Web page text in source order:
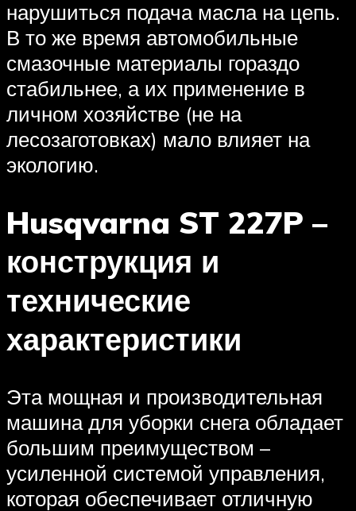
нарушиться подача масла на цепь.
В то же время автомобильные
смазочные материалы гораздо
стабильнее, а их применение в
личном хозяйстве (не на
лесозаготовках) мало влияет на
экологию.
Husqvarna ST 227P –
конструкция и
технические
характеристики
Эта мощная и производительная
машина для уборки снега обладает
большим преимуществом –
усиленной системой управления,
которая обеспечивает отличную